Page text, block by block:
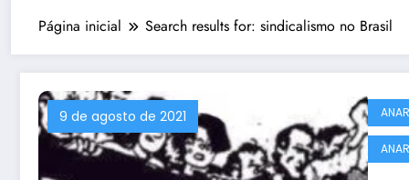
Página inicial Search results for: sindicalismo no Brasil
9 de agosto de 2021